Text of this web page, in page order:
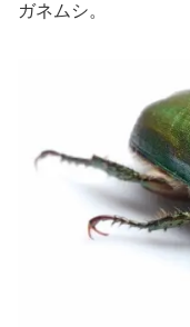
ガネムシ。